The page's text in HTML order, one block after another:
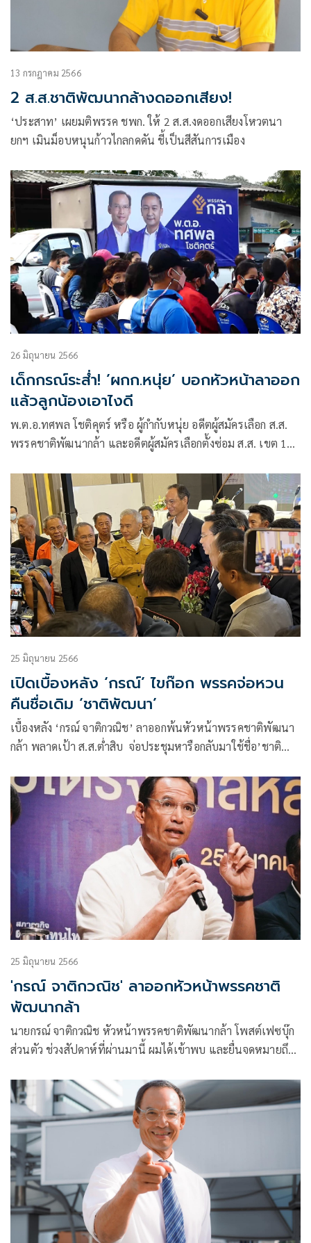
13 กรกฎาคม 2566
2 ส.ส.ชาติพัฒนากล้างดออกเสียง!
‘ประสาท’ เผยมติพรรค ชพก. ให้ 2 ส.ส.งดออกเสียงโหวตนา
ยกฯ เมินม็อบหนุนก้าวไกลกดดัน ชี้เป็นสีสันการเมือง
26 มิถุนายน 2566
เด็กกรณ์ระส่ำ! ’ผกก.หนุ่ย’ บอกหัวหน้าลาออก
แล้วลูกน้องเอาไงดี
พ.ต.อ.ทศพล โชติคุตร์ หรือ ผู้กำกับหนุ่ย อดีตผู้สมัครเลือก ส.ส.
พรรคชาติพัฒนากล้า และอดีตผู้สมัครเลือกตั้งซ่อม ส.ส. เขต 1
25 มิถุนายน 2566
เปิดเบื้องหลัง ‘กรณ์’ ไขก๊อก พรรคจ่อหวน
คืนชื่อเดิม ‘ชาติพัฒนา’
เบื้องหลัง ‘กรณ์ จาติกวณิช’ ลาออกพ้นหัวหน้าพรรคชาติพัฒนา
กล้า พลาดเป้า ส.ส.ต่ำสิบ จ่อประชุมหารือกลับมาใช้ชื่อ’ชาติ
25 มิถุนายน 2566
'กรณ์ จาติกวณิช' ลาออกหัวหน้าพรรคชาติ
พัฒนากล้า
นายกรณ์ จาติกวณิช หัวหน้าพรรคชาติพัฒนากล้า โพสต์เฟซบุ๊ก
ส่วนตัว ช่วงสัปดาห์ที่ผ่านมานี้ ผมได้เข้าพบ และยื่นจดหมายถึง